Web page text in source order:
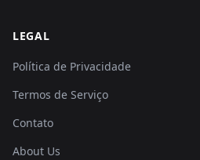
LEGAL
Política de Privacidade
Termos de Serviço
Contato
About Us